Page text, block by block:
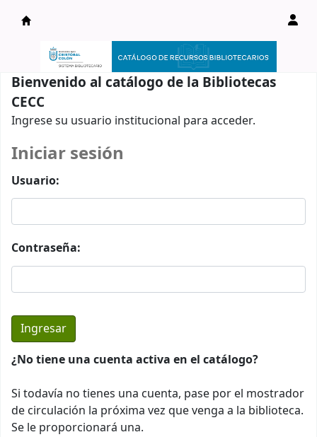
Catálogo en línea
Bienvenido al catálogo de la Bibliotecas
CECC
Ingrese su usuario institucional para acceder.
Iniciar sesión
Usuario:
Contraseña:
¿No tiene una cuenta activa en el catálogo?
Si todavía no tienes una cuenta, pase por el mostrador
de circulación la próxima vez que venga a la biblioteca.
Se le proporcionará una.